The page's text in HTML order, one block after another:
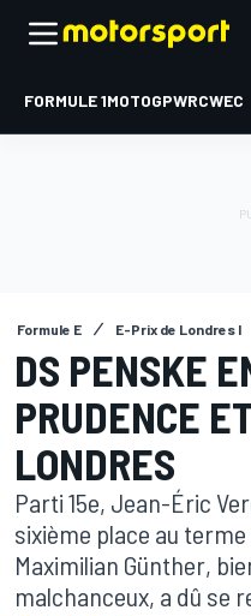
FORMULE 1MOTOGPWRCWEC
Formule E E-Prix de Londres I
DS PENSKE
PRUDENCE
LONDRES
Parti 15e, Jean-Éric
sixième place au terme
Maximilian Günther,
malchanceux, a dû se